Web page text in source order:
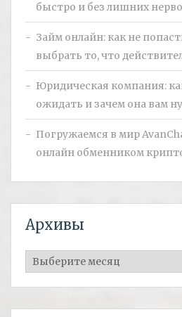
быстро и без лишних
Займ онлайн: как не
выбрать то, что
Юридическая компания:
ожидать и зачем она вам
Погружаемся в мир
онлайн обменником
Архивы
Архивы